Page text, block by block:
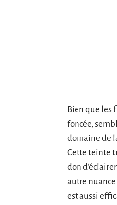
Bien que les
foncée,
domaine de
Cette teinte
don
autre nuance
est aussi